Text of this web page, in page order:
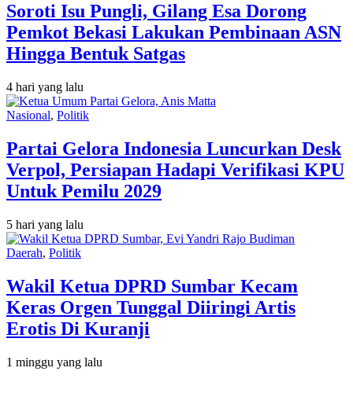
Soroti Isu Pungli, Gilang Esa Dorong
Pemkot Bekasi Lakukan Pembinaan ASN
Hingga Bentuk Satgas
4 hari yang lalu
Nasional, Politik
Partai Gelora Indonesia Luncurkan Desk
Verpol, Persiapan Hadapi Verifikasi KPU
Untuk Pemilu 2029
5 hari yang lalu
Daerah, Politik
Wakil Ketua DPRD Sumbar Kecam
Keras Orgen Tunggal Diiringi Artis
Erotis Di Kuranji
1 minggu yang lalu